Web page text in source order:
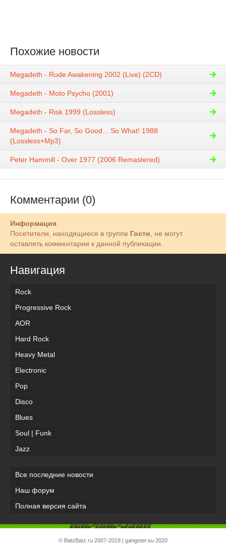
Похожие новости
Megadeth - Rude Awakening 2002 (Live) (2CD)
Megadeth - Moto Psycho (2001)
Megadeth - Risk 1999 (Lossless)
Megadeth - So Far, So Good... So What! 1988
(Lossless+Mp3)
Peter Hammill - Over 1977 (2006 Remastered)
Комментарии (0)
Информация
Посетители, находящиеся в группе Гости, не могут
оставлять комментарии к данной публикации.
Навигация
Rock
Progressive Rock
AOR
Hard Rock
Heavy Metal
Electronic
Pop
Disco
Blues
Soul | Funk
Jazz
Все последние новости
Наш форум
Полная версия сайта
© BatzBatz.ru 2007-2019 | gangster.su 2020